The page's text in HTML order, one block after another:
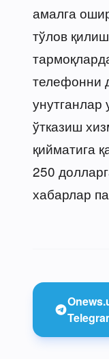
амалга
тўлов
телефонни
унутганлар
ўтказиш
қийматига
250
хабарлар